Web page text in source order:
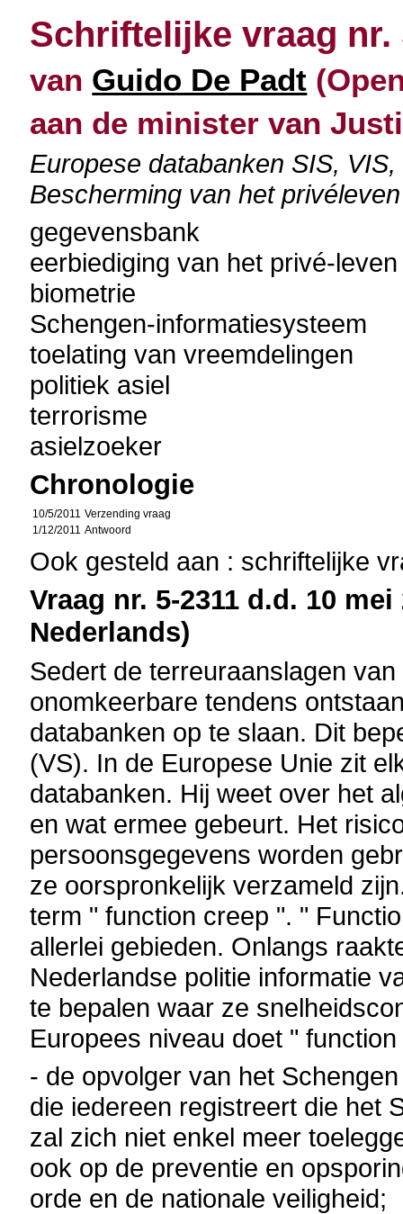
Schriftelijke vraag nr.
van Guido De Padt
aan de minister van
Europese databanken SIS,
Bescherming van het privéleven
gegevensbank
eerbiediging van het privé-leven
biometrie
Schengen-informatiesysteem
toelating van vreemdelingen
politiek asiel
terrorisme
asielzoeker
Chronologie
10/5/2011 Verzending vraag
1/12/2011 Antwoord
Ook gesteld aan : schriftelijke
Vraag nr. 5-2311 d.d. 10
Nederlands)
Sedert de terreuraanslagen
onomkeerbare tendens
databanken op te slaan. Dit
(VS). In de Europese Unie zit
databanken. Hij weet over het
en wat ermee gebeurt. Het
persoonsgegevens worden
ze oorspronkelijk verzameld
term " function creep ". "
allerlei gebieden. Onlangs
Nederlandse politie informatie
te bepalen waar ze
Europees niveau doet "
- de opvolger van het
die iedereen registreert die het
zal zich niet enkel meer
ook op de preventie en
orde en de nationale veiligheid;